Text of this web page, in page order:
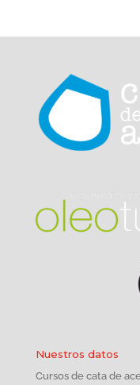
Nuestros datos
Cursos de cata de